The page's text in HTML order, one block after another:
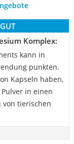
Komplex:
kann in
punkten.
Kapseln haben,
in einen
von tierischen